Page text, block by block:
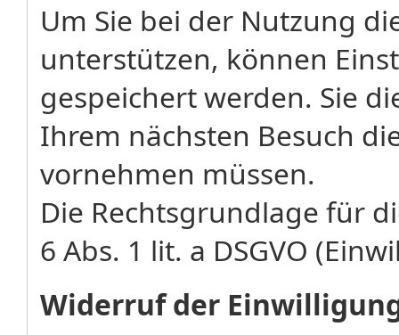
Um Sie bei der Nutzung
unterstützen, können
gespeichert werden. Sie
Ihrem nächsten Besuch
vornehmen müssen.
Die Rechtsgrundlage für
6 Abs. 1 lit. a DSGVO
Widerruf der